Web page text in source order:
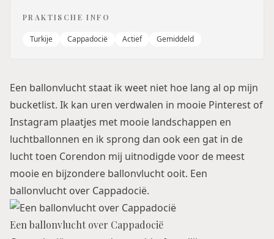
PRAKTISCHE INFO
Turkije Cappadocië Actief Gemiddeld
Een ballonvlucht staat ik weet niet hoe lang al op mijn
bucketlist. Ik kan uren verdwalen in mooie Pinterest of
Instagram plaatjes met mooie landschappen en
luchtballonnen en ik sprong dan ook een gat in de
lucht toen Corendon mij uitnodigde voor de meest
mooie en bijzondere ballonvlucht ooit. Een
ballonvlucht over Cappadocië.
Een ballonvlucht over Cappadocië